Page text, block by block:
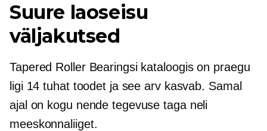
Suure laoseisu
väljakutsed
Tapered Roller Bearingsi kataloogis on praegu
ligi 14 tuhat toodet ja see arv kasvab. Samal
ajal on kogu nende tegevuse taga neli
meeskonnaliiget.